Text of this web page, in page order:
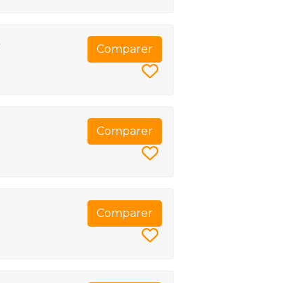
Comparer
Comparer
Comparer